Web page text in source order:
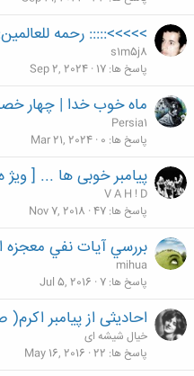
>>>>>::::: رحمه
s1m5j8
پاسخ ها 17
Sep 2, 2024
ماه خوب خدا | چهار
Persia1
پاسخ ها 0
Mar 21, 2024
پیامبر خوبی ها ... [
V A H ! D
پاسخ ها 47
Nov 7, 2018
بررسي آيات نفي معجزه
mihua
پاسخ ها 7
Jul 5, 2016
احادیثی از پیامبر
خیال شیشه ای
پاسخ ها 22
May 16, 2016